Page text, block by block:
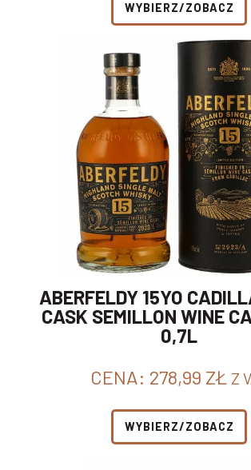
WYBIERZ/ZOBACZ
ABERFELDY 15YO
CASK SEMILLON WINE
0,7L
CENA: 278,99 ZŁ Z
WYBIERZ/ZOBACZ